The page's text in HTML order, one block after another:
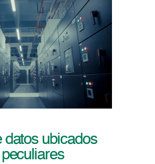
datos ubicados